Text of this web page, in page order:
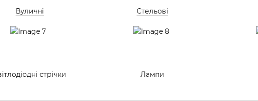
Вуличні Стельові
стрічки Лампи